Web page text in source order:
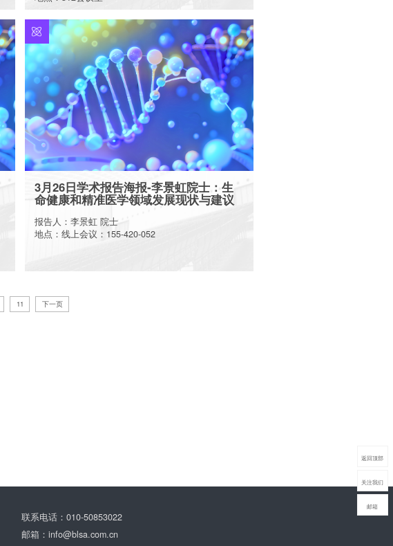
More
3月26日学术报告海报-李景虹院士：生
命健康和精准医学领域发展现状与建议
报告人：李景虹 院士
地点：线上会议：155-420-052
11 下一页
联系电话：010-50853022
邮箱：info@blsa.com.cn
返回顶部
关注我们
邮箱